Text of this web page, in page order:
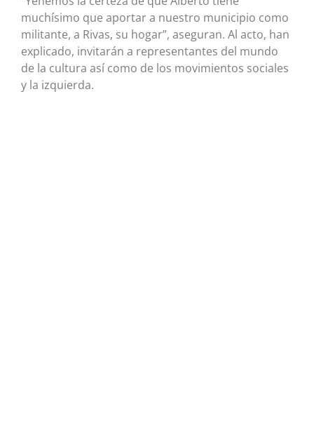
muchísimo que aportar a nuestro municipio como
militante, a Rivas, su hogar”, aseguran. Al acto, han
explicado, invitarán a representantes del mundo
de la cultura así como de los movimientos sociales
y la izquierda.